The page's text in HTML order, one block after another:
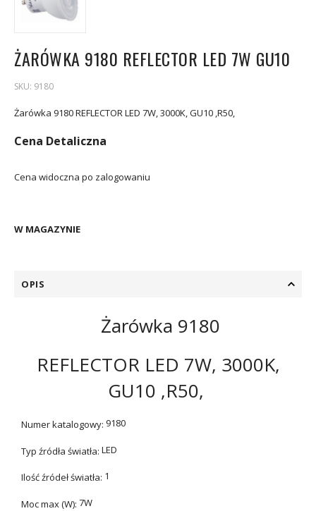
ŻARÓWKA 9180 REFLECTOR LED 7W GU10
SKU: 9180
Żarówka 9180 REFLECTOR LED 7W, 3000K, GU10 ,R50,
Cena Detaliczna
Cena widoczna po zalogowaniu
W MAGAZYNIE
OPIS
Żarówka 9180
REFLECTOR LED 7W, 3000K,
GU10 ,R50,
Numer katalogowy: 9180
Typ źródła światła: LED
Ilość źródeł światła: 1
Moc max (W): 7W